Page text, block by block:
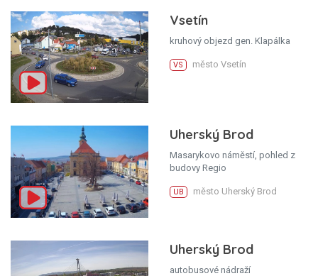
Vsetín
kruhový objezd gen. Klapálka
VS město Vsetín
Uherský Brod
Masarykovo náměstí, pohled z
budovy Regio
UB město Uherský Brod
Uherský Brod
autobusové nádraží